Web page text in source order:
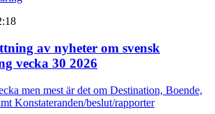
av nyheter om svensk
vecka 30 2026
men mest är det om Destination, Boende,
Konstateranden/beslut/rapporter